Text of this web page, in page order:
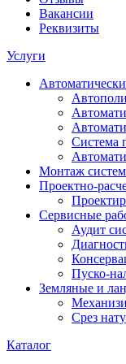
Вакансии
Реквизиты
Услуги
Система
Монтаж
Проектно-
Сервисные
Аудит
Пуско-
Земляные и
Срез
Каталог